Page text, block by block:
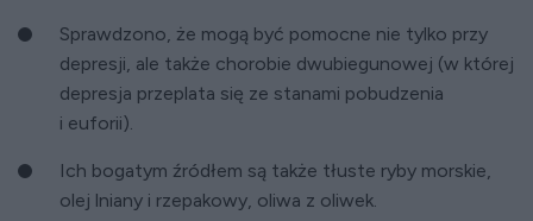
Sprawdzono, że mogą być pomocne nie tylko przy
depresji, ale także chorobie dwubiegunowej (w której
depresja przeplata się ze stanami pobudzenia
i euforii).
Ich bogatym źródłem są także tłuste ryby morskie,
olej lniany i rzepakowy, oliwa z oliwek.